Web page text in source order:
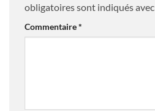
obligatoires sont indiqués avec
Commentaire*